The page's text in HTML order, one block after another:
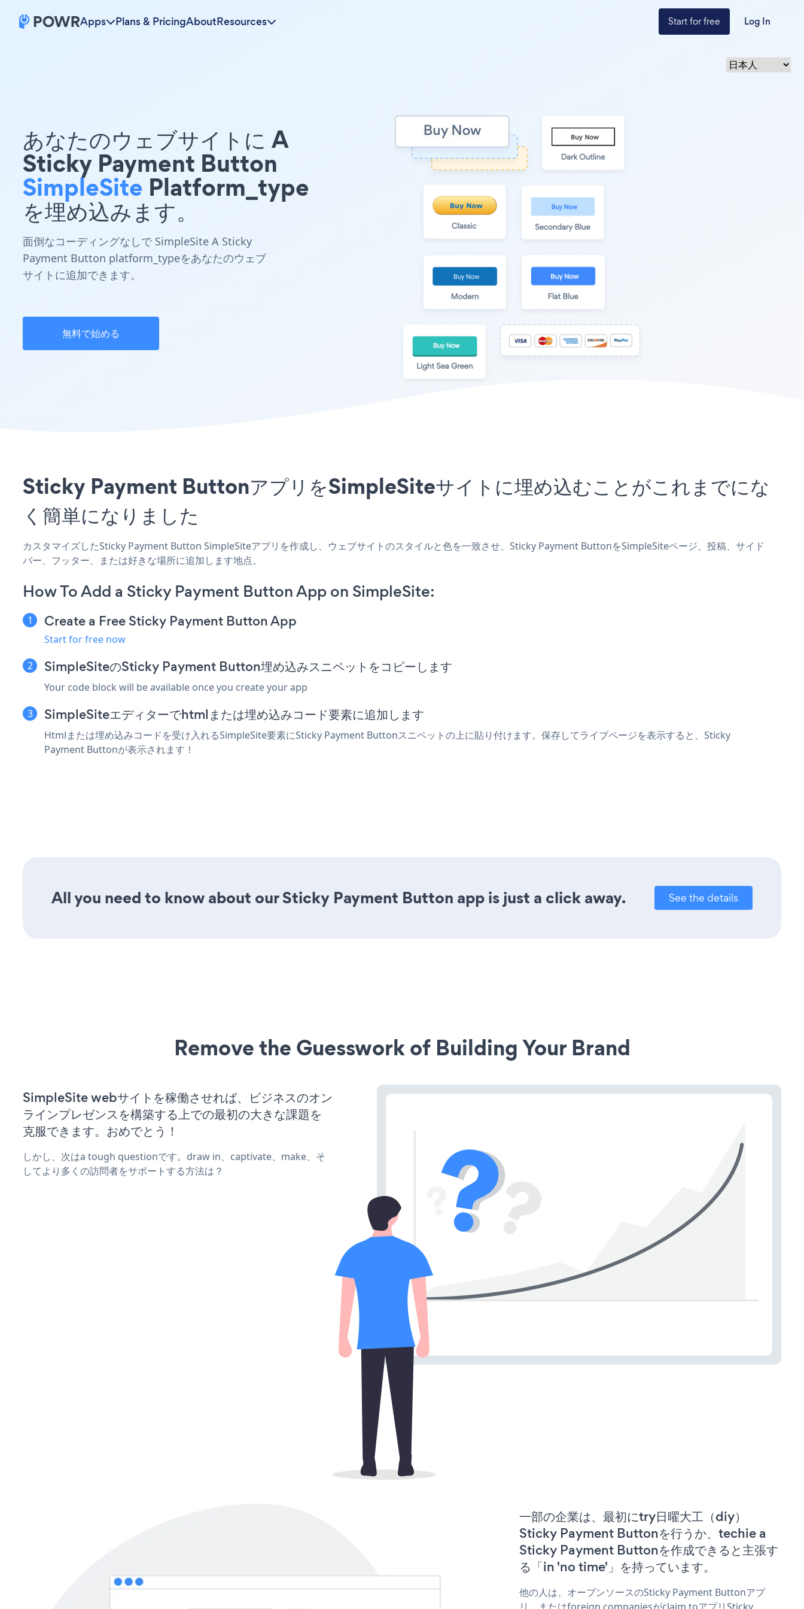
Apps Plans & PricingAboutResources Start for free Log In
あなたのウェブサイトに A
Sticky Payment Button
SimpleSite Platform_type
を埋め込みます。
面倒なコーディングなしで SimpleSite A Sticky
Payment Button platform_typeをあなたのウェブ
サイトに追加できます。
無料で始める
Sticky Payment ButtonアプリをSimpleSiteサイトに埋め込むことがこれまでにな
く簡単になりました
カスタマイズしたSticky Payment Button SimpleSiteアプリを作成し、ウェブサイトのスタイルと色を一致させ、Sticky Payment ButtonをSimpleSiteページ、投稿、サイド
バー、フッター、または好きな場所に追加します地点。
How To Add a Sticky Payment Button App on SimpleSite:
Create a Free Sticky Payment Button App
Start for free now
SimpleSiteのSticky Payment Button埋め込みスニペットをコピーします
Your code block will be available once you create your app
SimpleSiteエディターでhtmlまたは埋め込みコード要素に追加します
Htmlまたは埋め込みコードを受け入れるSimpleSite要素にSticky Payment Buttonスニペットの上に貼り付けます。保存してライブページを表示すると、Sticky
Payment Buttonが表示されます！
All you need to know about our Sticky Payment Button app is just a click away. See the details
Remove the Guesswork of Building Your Brand
SimpleSite webサイトを稼働させれば、ビジネスのオン
ラインプレゼンスを構築する上での最初の大きな課題を
克服できます。おめでとう！
しかし、次はa tough questionです。draw in、captivate、make、そ
してより多くの訪問者をサポートする方法は？
一部の企業は、最初にtry日曜大工（diy）
Sticky Payment Buttonを行うか、techie a
Sticky Payment Buttonを作成できると主張す
る「in 'no time'」を持っています。
他の人は、オープンソースのSticky Payment Buttonアプ